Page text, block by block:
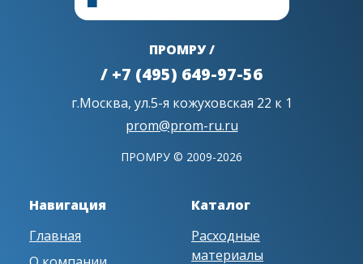
ПРОМРУ /
/ +7 (495) 649-97-56
г.Москва, ул.5-я кожуховская 22 к 1
prom@prom-ru.ru
ПРОМРУ © 2009-2026
Навигация
Главная
Каталог
Расходные
материалы